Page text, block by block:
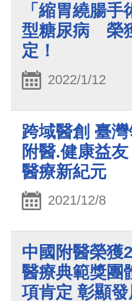
「縮胃繞腸
型糖尿病 榮
定！
2022/1/12
跨域醫創 臺
附醫.健康益
醫療新紀元
2021/12/8
中國附醫榮獲
醫療典範獎團
項肯定 彰顯